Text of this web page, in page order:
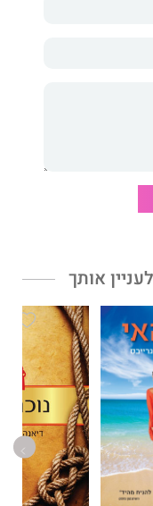
קוראים לה תמי.
״הוחזרה״.
כשהיא פונה אליו
אבל בדיוק, בשמם.
אותך